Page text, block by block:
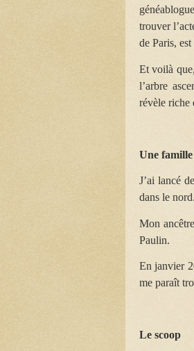
trouver
de Paris,
Et voilà
l’arbre
révèle riche
Une
J’ai lancé
dans le nord.
Mon
Paulin.
En janvier
me paraît
Le scoop